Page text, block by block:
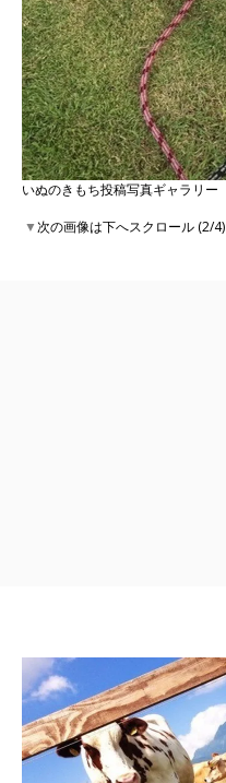
いぬのきもち投稿写真ギャラリー
▼次の画像は下へスクロール (2/4)